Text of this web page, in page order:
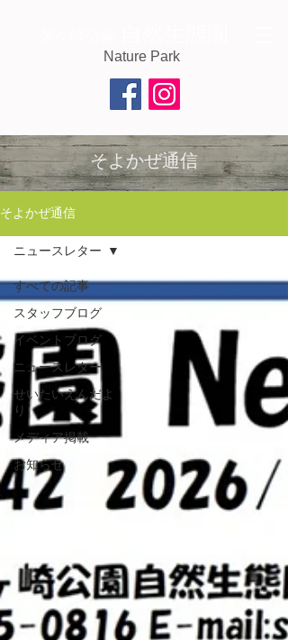
Nature Park
そよかぜ通信
そよかぜ通信
すべての記事
スタッフブログ
イベントブログ
ニュースレター
せいたいえんだよ
り
メディア掲載
お知らせ
ニュースレター